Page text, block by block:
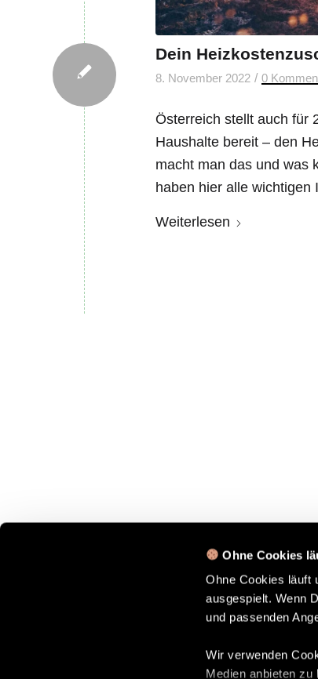
Ohne Cookies
Ohne Cookies läuft
ausgespielt. Wenn
und passenden
Wir verwenden
Medien anbieten
Dein
8. November 2022 / 0
Österreich stellt auch für
Haushalte bereit – den
macht man das und was
haben hier alle wichtigen
Weiterlesen